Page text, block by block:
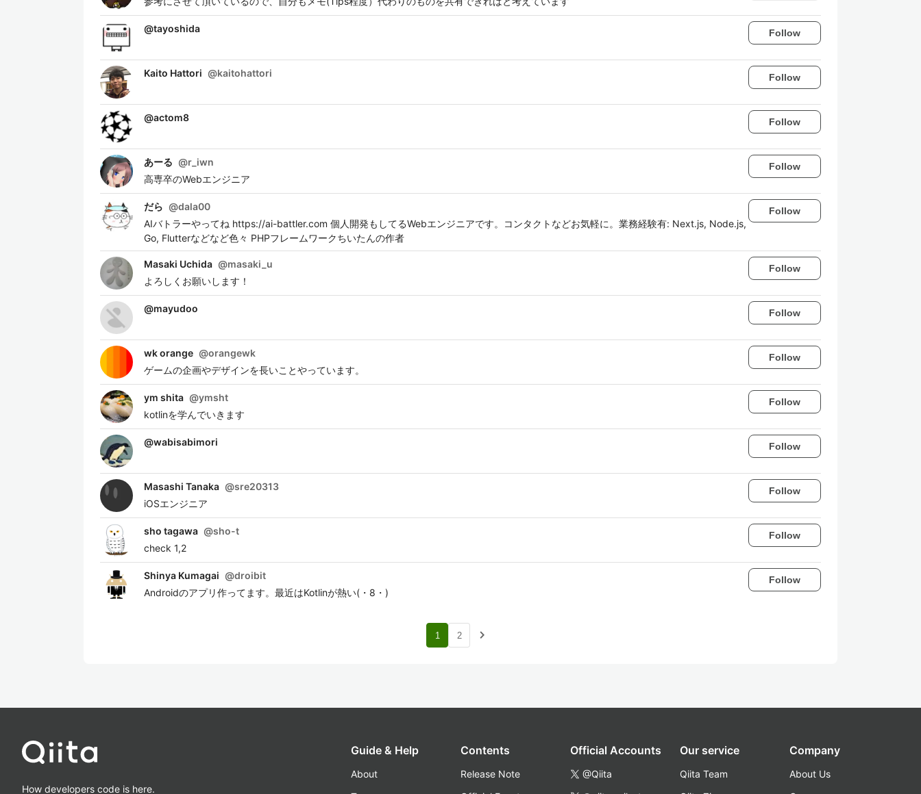
@tayoshida Follow
Kaito Hattori @kaitohattori Follow
@actom8 Follow
あーる @r_iwn
高専卒のWebエンジニア
Follow
だら @dala00
AIバトラーやってね https://ai-battler.com 個人開発もしてるWebエンジニアです。コンタクトなどお気軽に。業務経験有: Next.js, Node.js,
Go, Flutterなどなど色々 PHPフレームワークちいたんの作者
Follow
Masaki Uchida @masaki_u
よろしくお願いします！
Follow
@mayudoo Follow
wk orange @orangewk
ゲームの企画やデザインを長いことやっています。
Follow
ym shita @ymsht
kotlinを学んでいきます
Follow
@wabisabimori Follow
Masashi Tanaka @sre20313
iOSエンジニア
Follow
sho tagawa @sho-t
check 1,2
Follow
Shinya Kumagai @droibit
Androidのアプリ作ってます。最近はKotlinが熱い(・8・)
Follow
1 2 navigate_next
How developers code is here.
Guide & Help
About
Contents
Release Note
Official Accounts
@Qiita
Our service
Qiita Team
Company
About Us